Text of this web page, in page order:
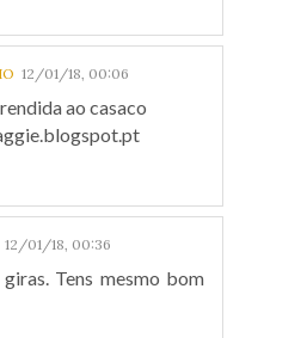
12/01/18, 00:06
ao casaco
12/01/18, 00:36
Tens mesmo bom